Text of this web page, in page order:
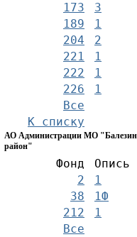
173
189
3
204
1
2
221
1
222
1
226
1
Все
К списку
АО Администрации МО
район"
Фонд
Опись
2
1
38
1Ф
212
1
Все